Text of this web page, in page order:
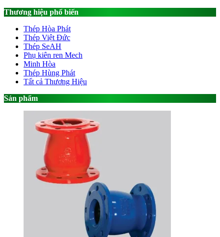
Thương hiệu phổ biến
Thép Hòa Phát
Thép Việt Đức
Thép SeAH
Phụ kiên ren Mech
Minh Hòa
Thép Hùng Phát
Tất cả Thương Hiệu
Sản phẩm